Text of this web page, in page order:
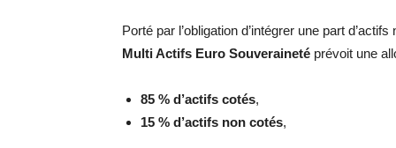
Porté par l’obligation d’intégrer une part
Multi Actifs Euro Souveraineté prévoit une
85 % d’actifs cotés,
15 % d’actifs non cotés,